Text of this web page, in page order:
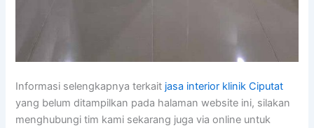
Informasi selengkapnya terkait jasa interior klinik Ciputat
yang belum ditampilkan pada halaman website ini, silakan
menghubungi tim kami sekarang juga via online untuk